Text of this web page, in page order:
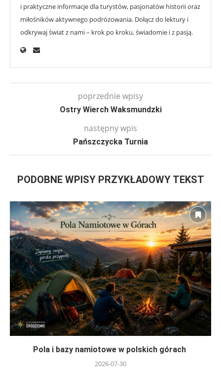
i praktyczne informacje dla turystów, pasjonatów historii oraz
miłośników aktywnego podróżowania. Dołącz do lektury i
odkrywaj świat z nami – krok po kroku, świadomie i z pasją.
poprzednie wpisy
Ostry Wierch Waksmundzki
następny wpis
Pańszczycka Turnia
PODOBNE WPISY PRZYKŁADOWY TEKST
Pola i bazy namiotowe w polskich górach
2026-07-30